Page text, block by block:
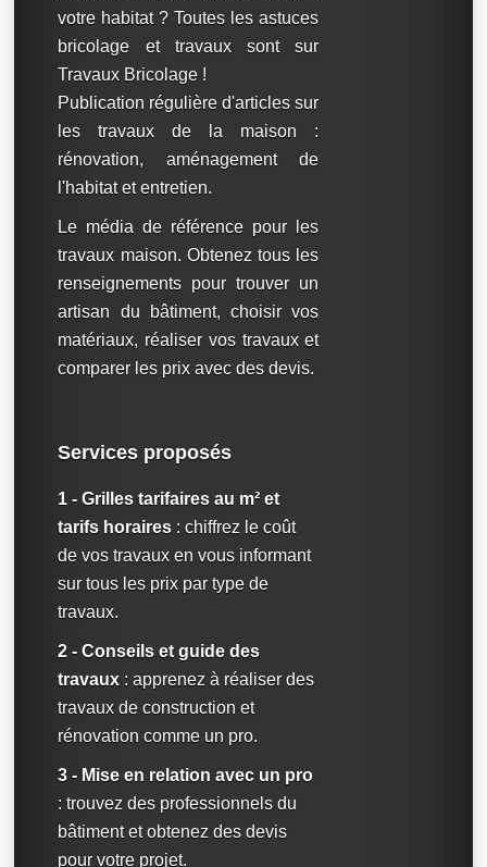
votre habitat ? Toutes les astuces
bricolage et travaux sont sur
Travaux Bricolage !
Publication régulière d'articles sur
les travaux de la maison :
rénovation, aménagement de
l'habitat et entretien.
Le média de référence pour les
travaux maison. Obtenez tous les
renseignements pour trouver un
artisan du bâtiment, choisir vos
matériaux, réaliser vos travaux et
comparer les prix avec des devis.
Services proposés
1 - Grilles tarifaires au m² et
tarifs horaires : chiffrez le coût
de vos travaux en vous informant
sur tous les prix par type de
travaux.
2 - Conseils et guide des
travaux : apprenez à réaliser des
travaux de construction et
rénovation comme un pro.
3 - Mise en relation avec un pro
: trouvez des professionnels du
bâtiment et obtenez des devis
pour votre projet.